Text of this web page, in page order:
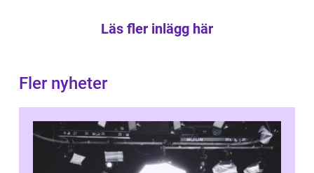
Läs fler inlägg här
Fler nyheter